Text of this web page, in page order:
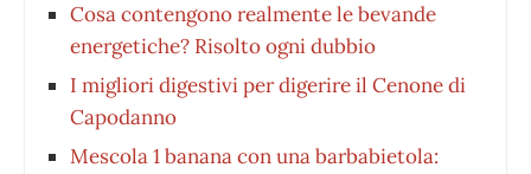
Cosa contengono realmente le bevande
energetiche? Risolto ogni dubbio
⁠I migliori digestivi per digerire il Cenone di
Capodanno
Mescola 1 banana con una barbabietola: